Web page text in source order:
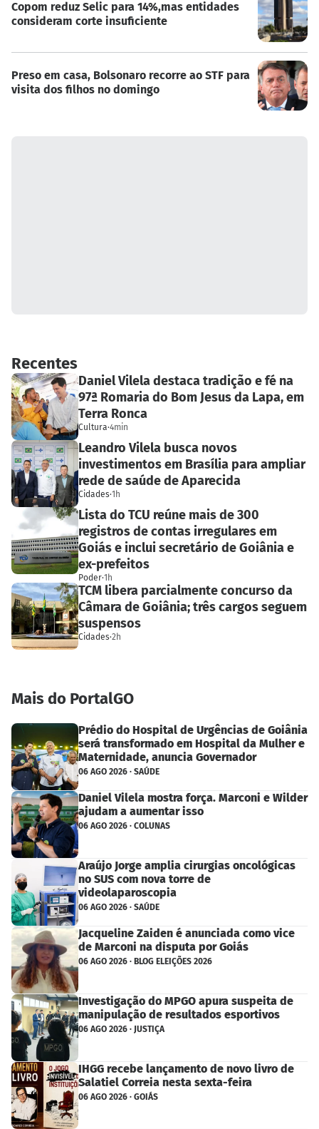
Copom reduz Selic para 14%,mas entidades
consideram corte insuficiente
Preso em casa, Bolsonaro recorre ao STF para
visita dos filhos no domingo
Recentes
Daniel Vilela destaca tradição e fé na
97ª Romaria do Bom Jesus da Lapa, em
Terra Ronca
Cultura·4min
Leandro Vilela busca novos
investimentos em Brasília para ampliar
rede de saúde de Aparecida
Cidades·1h
Lista do TCU reúne mais de 300
registros de contas irregulares em
Goiás e inclui secretário de Goiânia e
ex-prefeitos
Poder·1h
TCM libera parcialmente concurso da
Câmara de Goiânia; três cargos seguem
suspensos
Cidades·2h
Mais do PortalGO
Prédio do Hospital de Urgências de Goiânia
será transformado em Hospital da Mulher e
Maternidade, anuncia Governador
06 AGO 2026 · SAÚDE
Daniel Vilela mostra força. Marconi e Wilder
ajudam a aumentar isso
06 AGO 2026 · COLUNAS
Araújo Jorge amplia cirurgias oncológicas
no SUS com nova torre de
videolaparoscopia
06 AGO 2026 · SAÚDE
Jacqueline Zaiden é anunciada como vice
de Marconi na disputa por Goiás
06 AGO 2026 · BLOG ELEIÇÕES 2026
Investigação do MPGO apura suspeita de
manipulação de resultados esportivos
06 AGO 2026 · JUSTIÇA
IHGG recebe lançamento de novo livro de
Salatiel Correia nesta sexta-feira
06 AGO 2026 · GOIÁS